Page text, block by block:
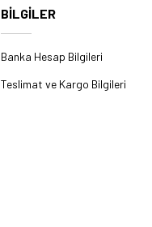
BİLGİLER
Banka Hesap Bilgileri
Teslimat ve Kargo Bilgileri